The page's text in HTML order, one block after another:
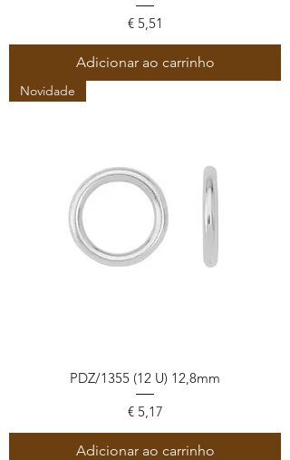
Preço
€ 5,51
Adicionar ao carrinho
Novidade
PDZ/1355 (12 U) 12,8mm
Preço
€ 5,17
Adicionar ao carrinho